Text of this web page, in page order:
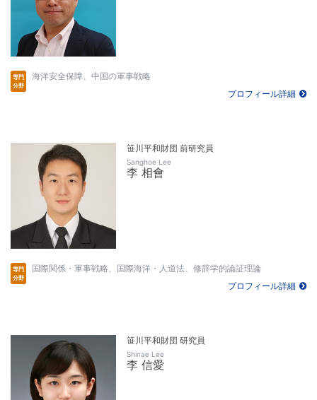
海洋安全保障、中国の軍事戦略
プロフィール詳細
笹川平和財団 前研究員
Sanghoe Lee
李 相會
国際関係・軍事戦略、国際海洋・人道法、修辞学的論証理論
プロフィール詳細
笹川平和財団 研究員
Shinae Lee
李 信愛